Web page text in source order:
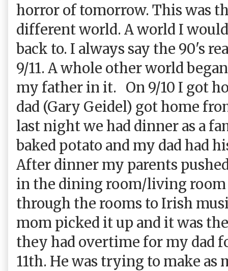
horror of tomorrow. This was
different world. A world I
back to. I always say the 90's
9/11. A whole other world
my father in it. On 9/10 I got
dad (Gary Geidel) got home
last night we had dinner as a
baked potato and my dad had
After dinner my parents
in the dining room/living room
through the rooms to Irish
mom picked it up and it was
they had overtime for my dad
11th. He was trying to make as